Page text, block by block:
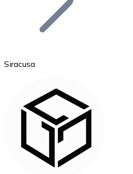
Ethereum
Siracusa